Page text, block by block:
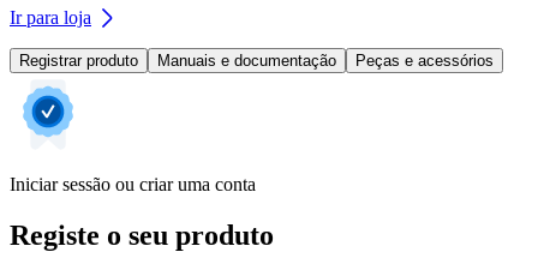
Ir para loja
Registrar produto Manuais e documentação Peças e acessórios
Iniciar sessão ou criar uma conta
Registe o seu produto